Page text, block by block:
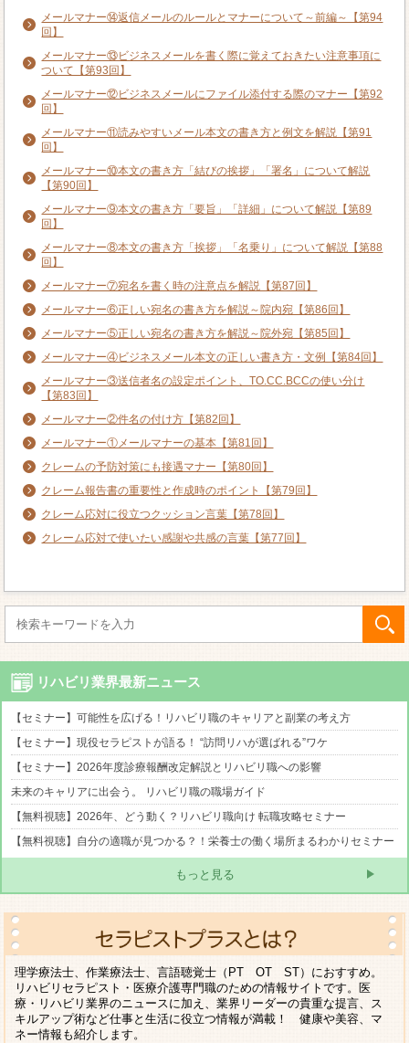
メールマナー⑭返信メールのルールとマナーについて～前編～【第94
回】
メールマナー⑬ビジネスメールを書く際に覚えておきたい注意事項に
ついて【第93回】
メールマナー⑫ビジネスメールにファイル添付する際のマナー【第92
回】
メールマナー⑪読みやすいメール本文の書き方と例文を解説【第91
回】
メールマナー⑩本文の書き方「結びの挨拶」「署名」について解説
【第90回】
メールマナー⑨本文の書き方「要旨」「詳細」について解説【第89
回】
メールマナー⑧本文の書き方「挨拶」「名乗り」について解説【第88
回】
メールマナー⑦宛名を書く時の注意点を解説【第87回】
メールマナー⑥正しい宛名の書き方を解説～院内宛【第86回】
メールマナー⑤正しい宛名の書き方を解説～院外宛【第85回】
メールマナー④ビジネスメール本文の正しい書き方・文例【第84回】
メールマナー③送信者名の設定ポイント、TO.CC.BCCの使い分け
【第83回】
メールマナー②件名の付け方【第82回】
メールマナー①メールマナーの基本【第81回】
クレームの予防対策にも接遇マナー【第80回】
クレーム報告書の重要性と作成時のポイント【第79回】
クレーム応対に役立つクッション言葉【第78回】
クレーム応対で使いたい感謝や共感の言葉【第77回】
リハビリ業界最新ニュース
【セミナー】可能性を広げる！リハビリ職のキャリアと副業の考え方
【セミナー】現役セラピストが語る！ “訪問リハが選ばれる”ワケ
【セミナー】2026年度診療報酬改定解説とリハビリ職への影響
未来のキャリアに出会う。 リハビリ職の職場ガイド
【無料視聴】2026年、どう動く？リハビリ職向け 転職攻略セミナー
【無料視聴】自分の適職が見つかる？！栄養士の働く場所まるわかりセミナー
もっと見る
理学療法士、作業療法士、言語聴覚士（PT OT ST）におすすめ。
リハビリセラピスト・医療介護専門職のための情報サイトです。医
療・リハビリ業界のニュースに加え、業界リーダーの貴重な提言、ス
キルアップ術など仕事と生活に役立つ情報が満載！ 健康や美容、マ
ネー情報も紹介します。